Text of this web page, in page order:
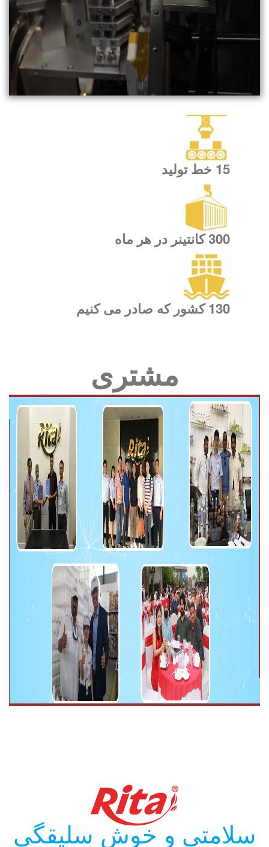
15 خط تولید
300 کانتینر در هر ماه
130 کشور که صادر می کنیم
مشتری
سلامتی و خوش سلیقگی